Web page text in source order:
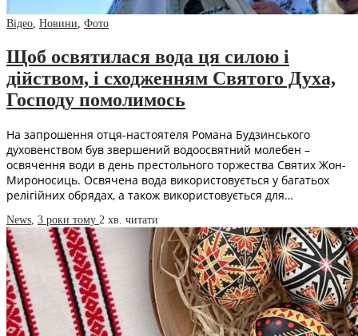
Відео, Новини, Фото
Щоб освятилася вода ця силою і
дійством, і сходженням Святого Духа,
Господу помолимось
На запрошення отця-настоятеля Романа Будзинського
духовенством був звершений водоосвятний молебен –
освячення води в день престольного торжества Святих Жон-
Мироносиць. Освячена вода використовується у багатьох
релігійних обрядах, а також використовується для…
News 3 роки тому 2 хв. читати